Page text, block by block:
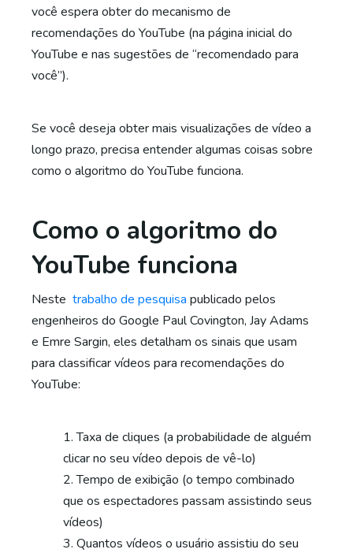
você espera obter do mecanismo de
recomendações do YouTube (na página inicial do
YouTube e nas sugestões de “recomendado para
você”).
Se você deseja obter mais visualizações de vídeo a
longo prazo, precisa entender algumas coisas sobre
como o algoritmo do YouTube funciona.
Como o algoritmo do
YouTube funciona
Neste trabalho de pesquisa publicado pelos
engenheiros do Google Paul Covington, Jay Adams
e Emre Sargin, eles detalham os sinais que usam
para classificar vídeos para recomendações do
YouTube:
Taxa de cliques (a probabilidade de alguém
clicar no seu vídeo depois de vê-lo)
Tempo de exibição (o tempo combinado
que os espectadores passam assistindo seus
vídeos)
Quantos vídeos o usuário assistiu do seu